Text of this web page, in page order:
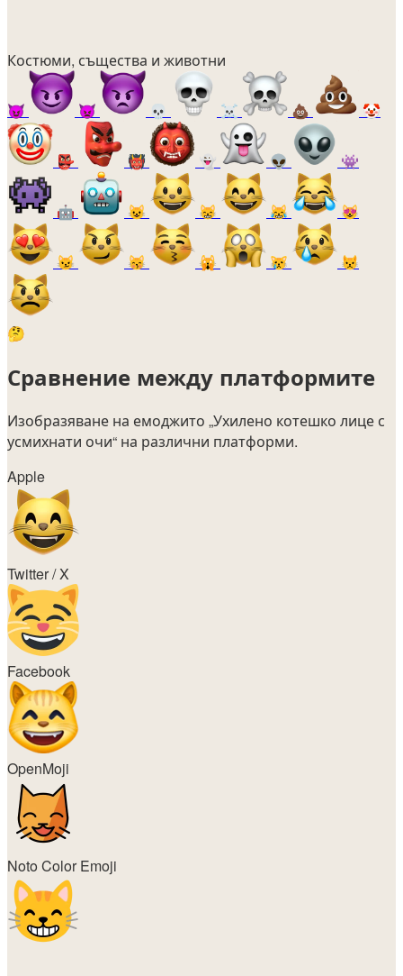
Костюми, същества и животни
😈 👿 💀 ☠️ 💩 🤡
👺 👹 👻 👽 👾
🤖 😺 😸 😹 😻
😼 😽 🙀 😿 😾
🤔
Сравнение между платформите
Изобразяване на емоджито „Ухилено котешко лице с
усмихнати очи“ на различни платформи.
Apple
Twitter / X
Facebook
OpenMoji
Noto Color Emoji